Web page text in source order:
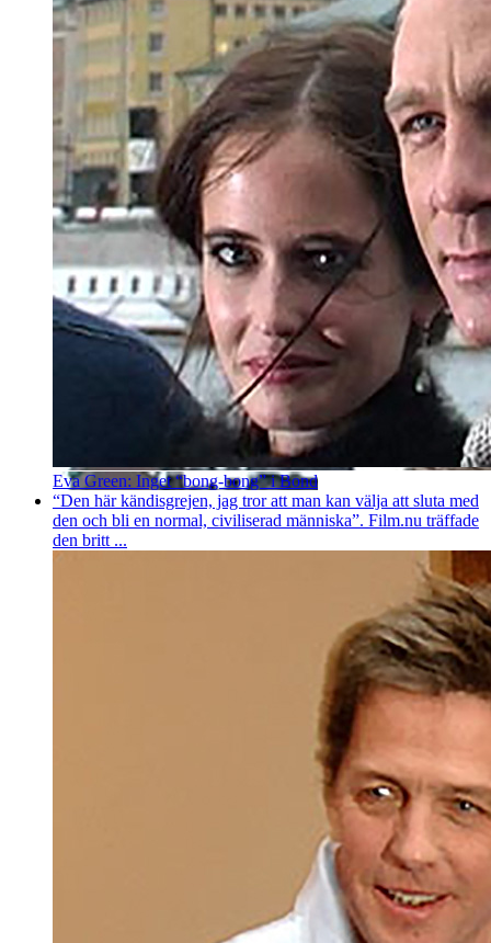
Eva Green: Inget “bong-bong” i Bond
“Den här kändisgrejen, jag tror att man kan välja att sluta med
den och bli en normal, civiliserad människa”. Film.nu träffade
den britt ...